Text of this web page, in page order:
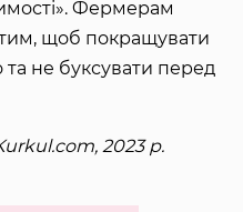
Фермерам
щоб покращувати
не буксувати перед
2023 р.